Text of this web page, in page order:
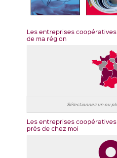
Les entreprises coopératives
de ma région
Les entreprises coopératives
près de chez moi